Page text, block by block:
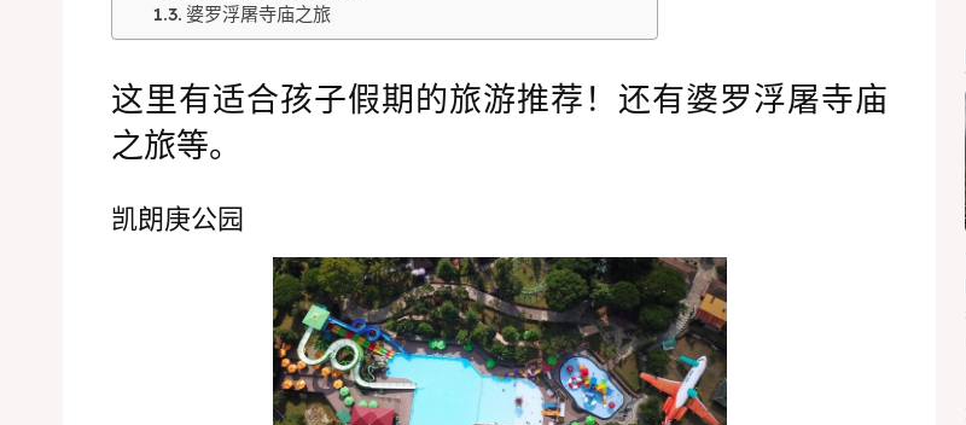
婆罗浮屠寺庙之旅
这里有适合孩子假期的旅游推荐！还有婆罗浮屠寺庙
之旅等。
凯朗庚公园